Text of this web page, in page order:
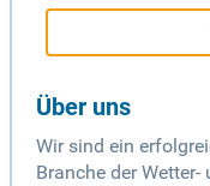
Über uns
Wir sind ein
Branche der